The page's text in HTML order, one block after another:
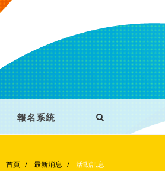
報名系統
首頁 最新消息 活動訊息